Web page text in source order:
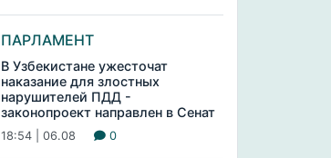
ПАРЛАМЕНТ
В Узбекистане ужесточат
наказание для злостных
нарушителей ПДД -
законопроект направлен в Сенат
18:54 | 06.08 0